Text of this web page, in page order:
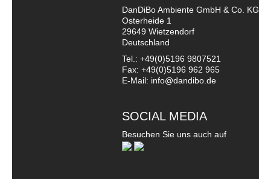
DanDiBo Ambiente GmbH & Co. KG
Osterheide 1
29649 Wietzendorf
Deutschland
Tel.: +49(0)5196 9807521
Fax: +49(0)5196 962 965
E-Mail: info@dandibo.de
SOCIAL MEDIA
Besuchen Sie uns auch auf